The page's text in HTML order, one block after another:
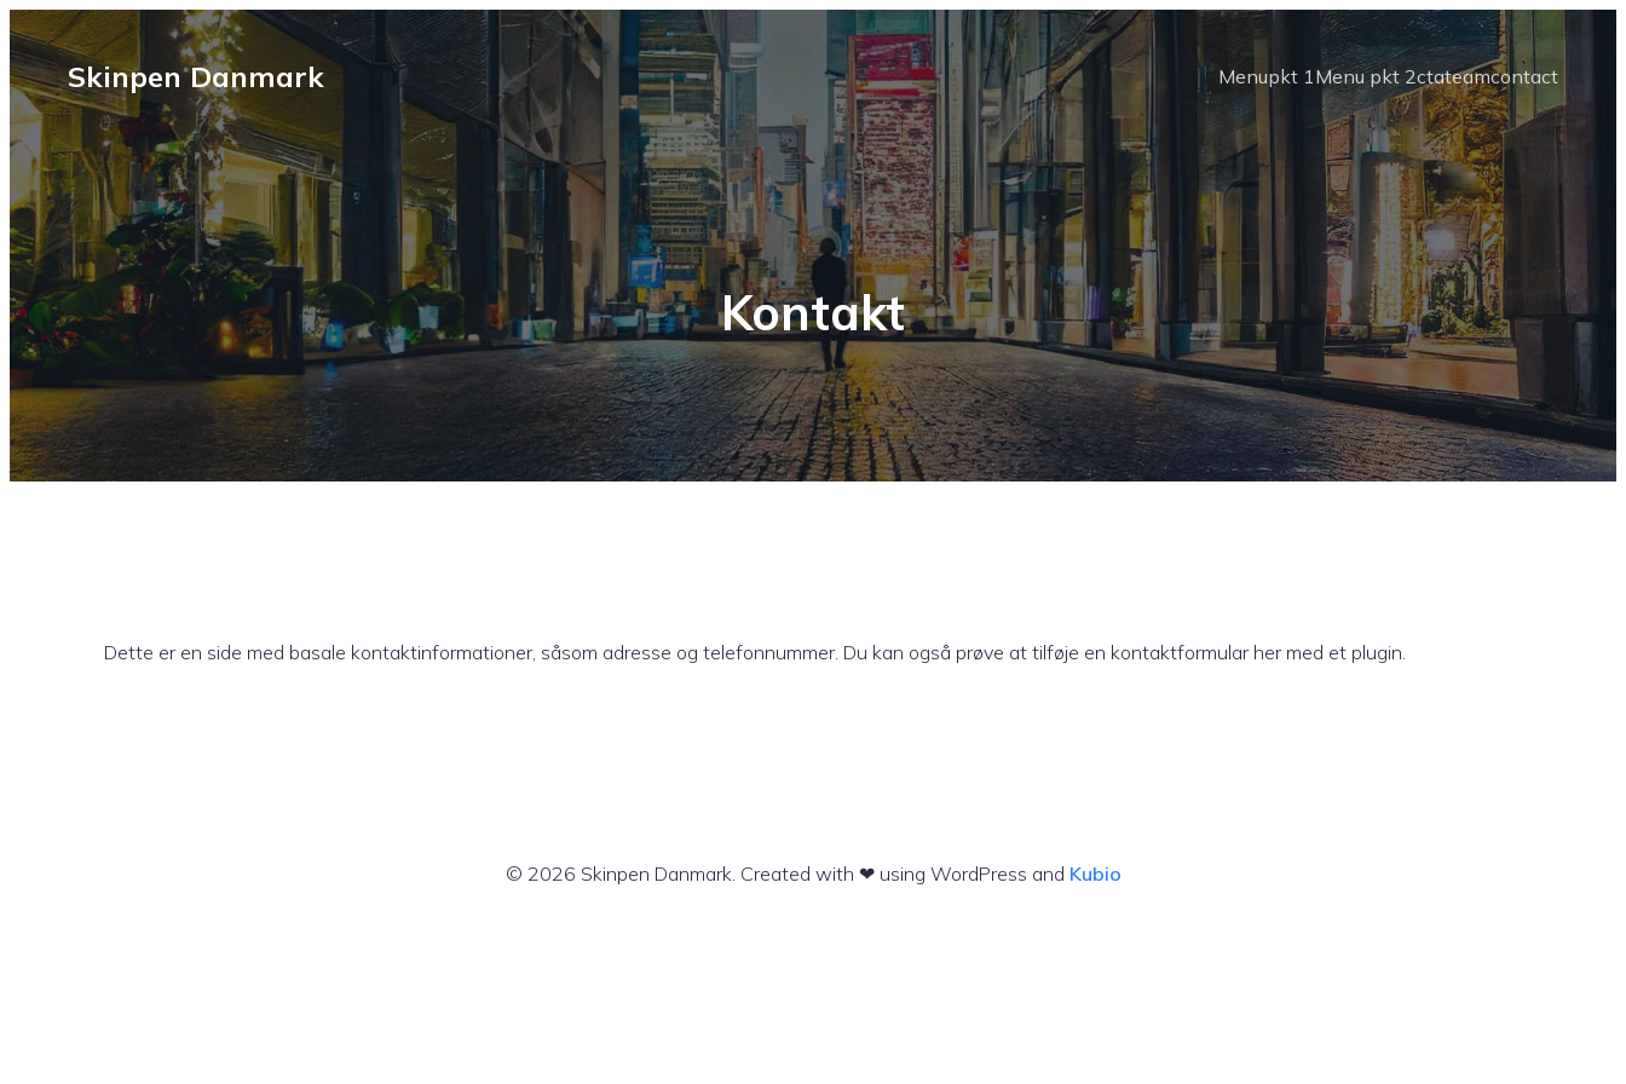
Skinpen Danmark Menupkt 1Menu pkt 2ctateamcontact
Kontakt
Dette er en side med basale kontaktinformationer, såsom adresse og telefonnummer. Du kan også prøve at tilføje en kontaktformular her med et plugin.
© 2026 Skinpen Danmark. Created with ❤ using WordPress and Kubio